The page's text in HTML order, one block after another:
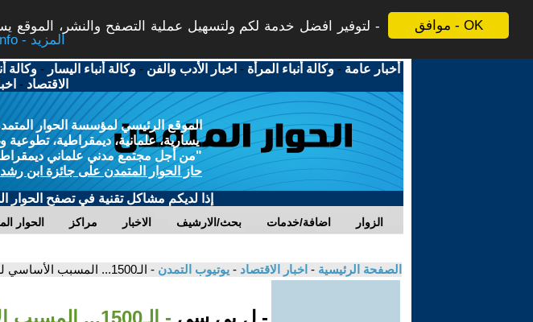
موافق - OK
لتوفير افضل خدمة لكم ولتسهيل عملية التصفح والنشر، الموقع
More info - المزيد
أخبار عامة -وكالة أنباء المرأة - اخبار الأدب والفن -وكالة أنباء اليسار -وكالة
الاقتصاد -
الموقع الرئيسي لمؤسسة الحوار
يسارية، علمانية، ديمقراطية، تطوعية
"من أجل مجتمع مدني علماني
حاز الحوار المتمدن على جائزة ابن رشد
إذا لديكم مشاكل تقنية في تصفح الحوار
الحوار مراكز الاخبار بحث/الارشيف اضافة/خدمات الزوار
الصفحة الرئيسية - اخبار الاقتصاد - يوتيوب التمدن - الـ1500... المسبب الأساسي للأزمة المالية في لبنان!
- ل بي سي - الـ1500... المسبب الأساسي للأزمة المالية في لبنان!